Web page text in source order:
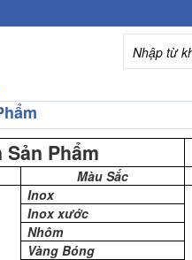
Sản Phẩm
Màu Sắc
Inox
Inox xước
Nhôm
Vàng Bóng